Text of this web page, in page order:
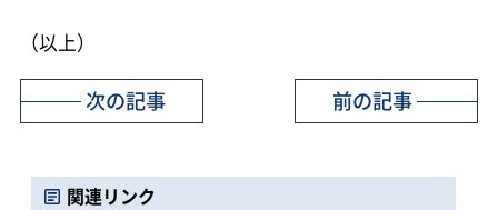
（以上）
前の記事
次の記事
関連リンク